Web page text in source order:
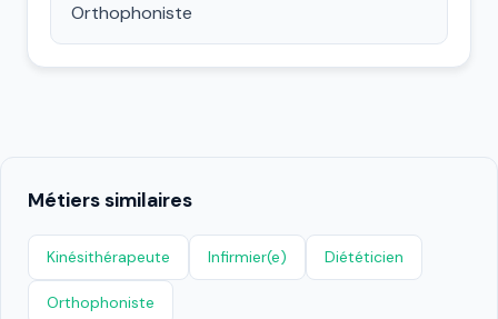
Orthophoniste
Métiers similaires
Kinésithérapeute Infirmier(e) Diététicien
Orthophoniste